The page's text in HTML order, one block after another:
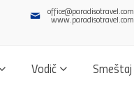
office@paradisotravel.com
www.paradisotravel.com
Vodič Smeštaj